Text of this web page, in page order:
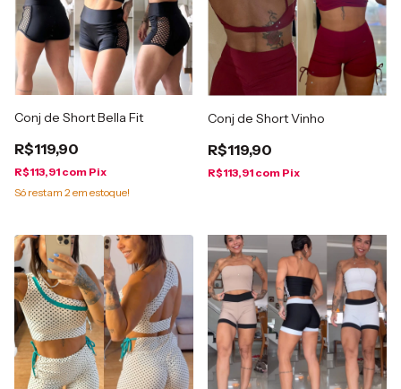
Conj de Short Bella Fit
R$119,90
R$113,91 com Pix
Só restam 2 em estoque!
Conj de Short Vinho
R$119,90
R$113,91 com Pix